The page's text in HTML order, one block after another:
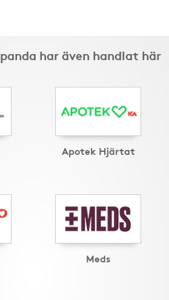
har även handlat här
Apotek Hjärtat
Meds